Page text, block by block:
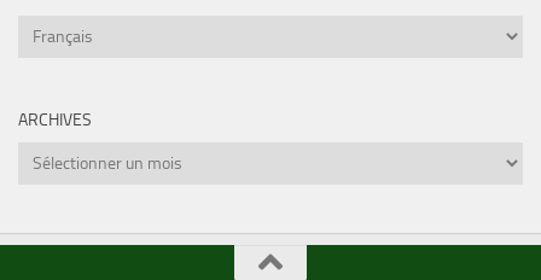
ARCHIVES
Archives